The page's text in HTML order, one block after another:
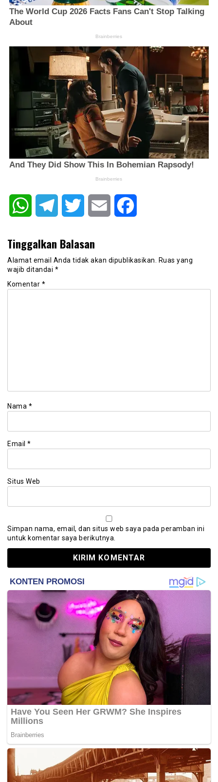
WhatsAppTelegram Twitter Email
Tinggalkan Balasan
Alamat email Anda tidak akan dipublikasikan.
Ruas yang
wajib ditandai *
Komentar *
Nama *
Email *
Situs Web
Simpan nama, email, dan situs web saya pada peramban ini
untuk komentar saya berikutnya.